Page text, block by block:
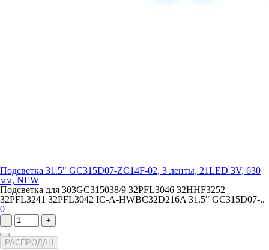
Подсветка 31.5" GC315D07-ZC14F-02, 3 ленты, 21LED 3V, 630
мм, NEW
Подсветка для 303GC315038/9 32PFL3046 32HHF3252
32PFL3241 32PFL3042 IC-A-HWBC32D216A 31.5" GC315D07-..
0
- +
РАСПРОДАН